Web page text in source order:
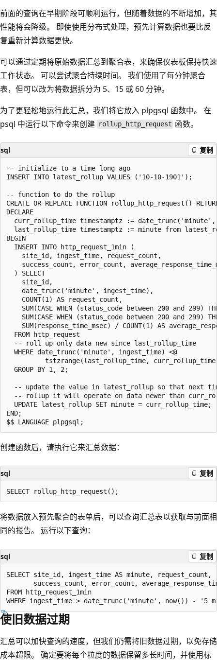
前面的查询在早期阶段可顺利运行，但随着数据的不断增加，其
性能将会降级。 即使使用分布式处理，预先计算数据也要比反
复重新计算数据更快。
可以通过定期将原始数据汇总到聚合表，来确保仪表板保持快速
工作状态。 可以尝试聚合持续时间。 我们使用了每分钟聚合
表，但可以改为将数据拆分为 5、15 或 60 分钟。
为了更轻松地运行此汇总，我们将它放入 plpgsql 函数中。 在
psql 中运行以下命令来创建 rollup_http_request 函数。
sql 复制
-- initialize to a time long ago
INSERT INTO latest_rollup VALUES ('10-10-1901');
-- function to do the rollup
CREATE OR REPLACE FUNCTION rollup_http_request()
DECLARE
curr_rollup_time timestamptz :=
last_rollup_time timestamptz := minute from
BEGIN
  INSERT INTO http_request_1min (
    site_id, ingest_time, request_count,
success_count, error_count,
  ) SELECT
    site_id,
    date_trunc('minute', ingest_time),
    COUNT(1) AS request_count,
SUM(CASE WHEN (status_code between 200 and 299)
SUM(CASE WHEN (status_code between 200 and 299)
SUM(response_time_msec) / COUNT(1) AS
  FROM http_request
  -- roll up only data new since last_rollup_time
  WHERE date_trunc('minute', ingest_time) <@
tstzrange(last_rollup_time,
  GROUP BY 1, 2;
-- update the value in latest_rollup so that next
-- rollup it will operate on data newer than
  UPDATE latest_rollup SET minute = curr_rollup_time;
END;
创建函数后，请执行它来汇总数据：
sql 复制
将数据放入预先聚合的表单后，可以查询汇总表以获取与前面相
同的报告。 运行以下查询：
sql 复制
SELECT site_id, ingest_time AS minute, request_count,
success_count, error_count,
FROM http_request_1min
使旧数据过期
汇总可以加快查询的速度，但我们仍需将旧数据过期，以免存储
成本超限。 确定要将每个粒度的数据保留多长时间，并使用标